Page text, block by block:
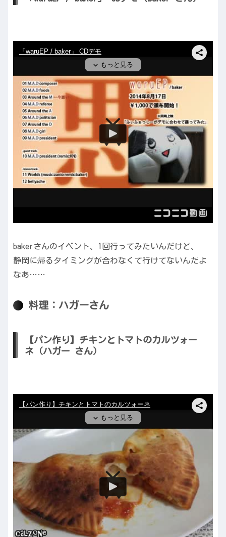
bakerさんのイベント、1回行ってみたいんだけど、
静岡に帰るタイミングが合わなくて行けてないんだよ
なあ……
料理：ハガーさん
【パン作り】チキンとトマトのカルツォー
ネ（ハガー さん）